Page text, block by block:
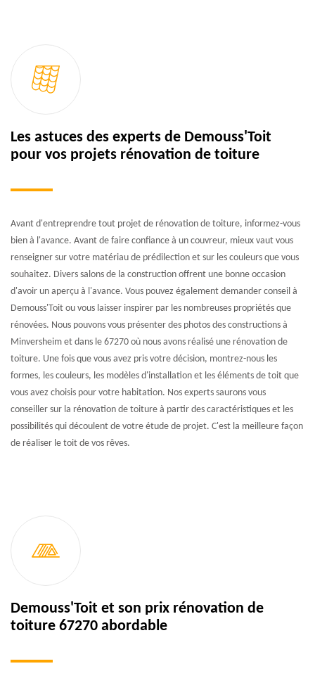
Les astuces des experts de Demouss'Toit
pour vos projets rénovation de toiture
Avant d'entreprendre tout projet de rénovation de toiture, informez-vous
bien à l'avance. Avant de faire confiance à un couvreur, mieux vaut vous
renseigner sur votre matériau de prédilection et sur les couleurs que vous
souhaitez. Divers salons de la construction offrent une bonne occasion
d'avoir un aperçu à l'avance. Vous pouvez également demander conseil à
Demouss'Toit ou vous laisser inspirer par les nombreuses propriétés que
rénovées. Nous pouvons vous présenter des photos des constructions à
Minversheim et dans le 67270 où nous avons réalisé une rénovation de
toiture. Une fois que vous avez pris votre décision, montrez-nous les
formes, les couleurs, les modèles d'installation et les éléments de toit que
vous avez choisis pour votre habitation. Nos experts saurons vous
conseiller sur la rénovation de toiture à partir des caractéristiques et les
possibilités qui découlent de votre étude de projet. C'est la meilleure façon
de réaliser le toit de vos rêves.
Demouss'Toit et son prix rénovation de
toiture 67270 abordable